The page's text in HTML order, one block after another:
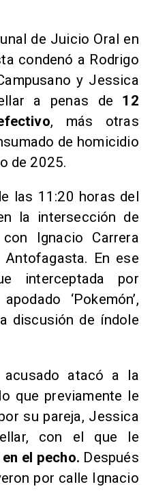
de Juicio Oral en
condenó a Rodrigo
y Jessica
a penas de 12
, más otras
de homicidio
de 2025.
las 11:20 horas del
la intersección de
Ignacio Carrera
En ese
interceptada por
‘Pokemón’,
discusión de índole
atacó a la
que previamente le
su pareja, Jessica
con el que le
el pecho. Después
por calle Ignacio